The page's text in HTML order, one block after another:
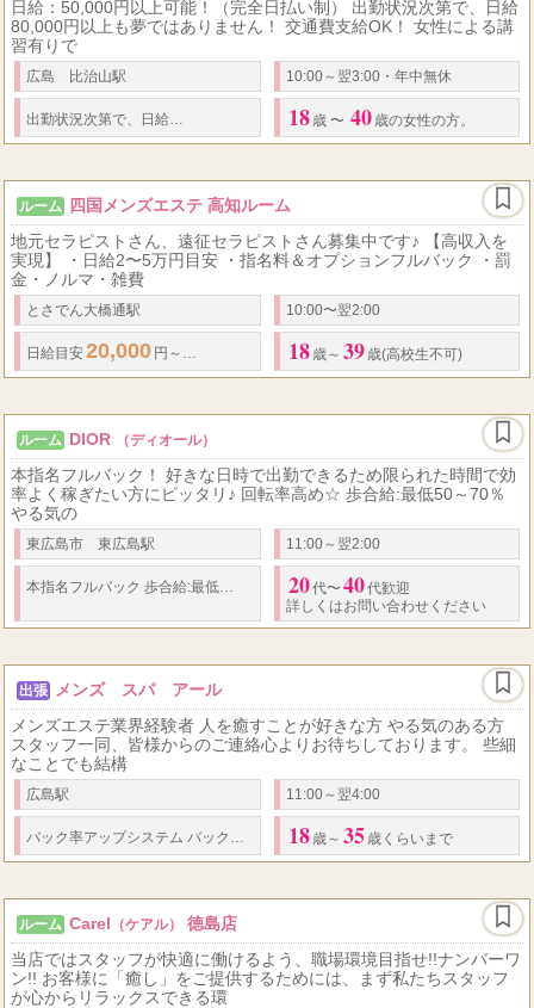
日給：50,000円以上可能！（完全日払い制） 出勤状況次第で、日給
80,000円以上も夢ではありません！ 交通費支給OK！ 女性による講
習有りで
広島 比治山駅 10:00～翌3:00・年中無休
出勤状況次第で、 日給 円以上も夢ではありません！日給：
18 歳 〜 40 歳の女性の方。
ルーム
四国メンズエステ 高知ルーム
地元セラピストさん、遠征セラピストさん募集中です♪ 【高収入を
実現】 ・日給2〜5万円目安 ・指名料＆オプションフルバック ・罰
金・ノルマ・雑費
とさでん大橋通駅 10:00〜翌2:00
日給目安20,000 円～ 18 歳～ 39 歳(高校生不可)
ルーム DIOR （ディオール）
本指名フルバック！ 好きな日時で出勤できるため限られた時間で効
率よく稼ぎたい方にピッタリ♪ 回転率高め☆ 歩合給:最低50～70％
やる気の
東広島市 東広島駅 11:00～翌2:00
％
20代〜 40代歓迎
詳しくはお問い合わせください
出張
メンズ スパ アール
メンズエステ業界経験者 人を癒すことが好きな方 やる気のある方
スタッフ一同、皆様からのご連絡心よりお待ちしております。 些細
なことでも結構
広島駅 11:00～翌4:00
バック率アップシステム バック率 ％～＋α 指名フルバック80
18 歳～ 35 歳くらいまで
ルーム Carel （ケアル）
徳島店
当店ではスタッフが快適に働けるよう、職場環境目指せ!!ナンバーワ
ン!! お客様に「癒し」をご提供するためには、まず私たちスタッフ
が心からリラックスできる環